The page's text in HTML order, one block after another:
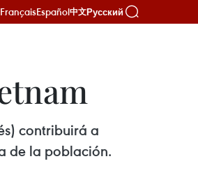
FrançaisEspañol中文Русский
contribuirá a
de la población.